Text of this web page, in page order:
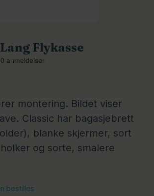
Flykasse
0 anmeldelser
montering. Bildet viser
Classic har bagasjebrett
blanke skjermer, sort
og sorte, smalere
bestilles